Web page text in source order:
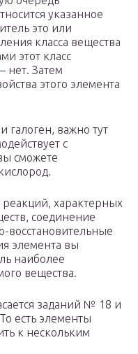
указанное
это или
класса вещества
этот класс
нет. Затем
этого элемента
галоген, важно тут
с
сможете
характерных
соединение
восстановительные
элемента вы
наиболее
вещества.
заданий № 18 и
есть элементы
к нескольким